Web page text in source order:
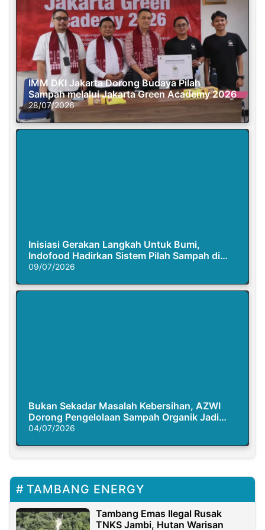
IMM DKI Jakarta Dorong Budaya Pilah
Sampah melalui Jakarta Green Academy 2026
28/07/2026
Inisiasi Gerakan Langkah Untuk Bumi,
Indofood Hadirkan Sistem Pilah Sampah di
Semasa Piknik
09/07/2026
Bukan Sekadar Masalah Kebersihan, AZWI
Dorong Pengelolaan Sampah Organik Jadi
Solusi Krisis Iklim
04/07/2026
TAMBANG ENERGY
Tambang Emas Ilegal Rusak
TNKS Jambi, Hutan Warisan